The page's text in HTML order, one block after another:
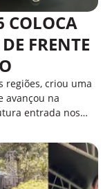
COLOCA
FRENTE
regiões, criou uma
avançou na
entrada nos…